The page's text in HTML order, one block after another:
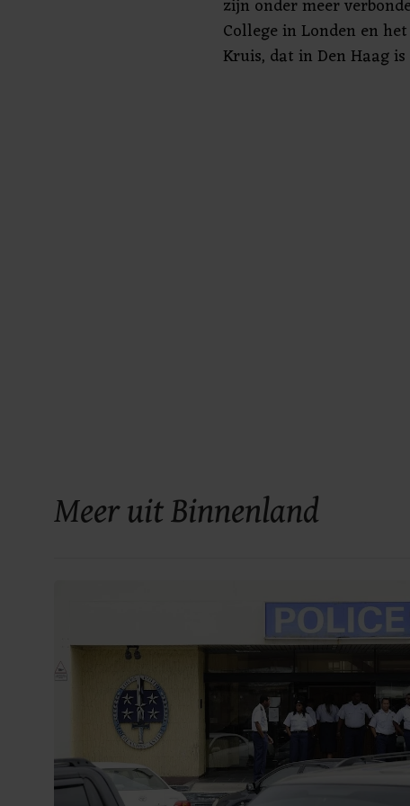
zijn onder meer
College in Londen en
Kruis, dat in Den Haag
Meer uit Binnenland